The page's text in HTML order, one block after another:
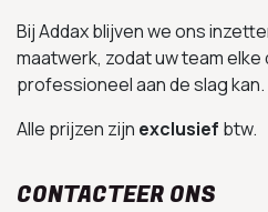
Bij Addax blijven we ons
maatwerk, zodat uw team elke
professioneel aan de slag kan.
Alle prijzen zijn exclusief btw.
CONTACTEER ONS